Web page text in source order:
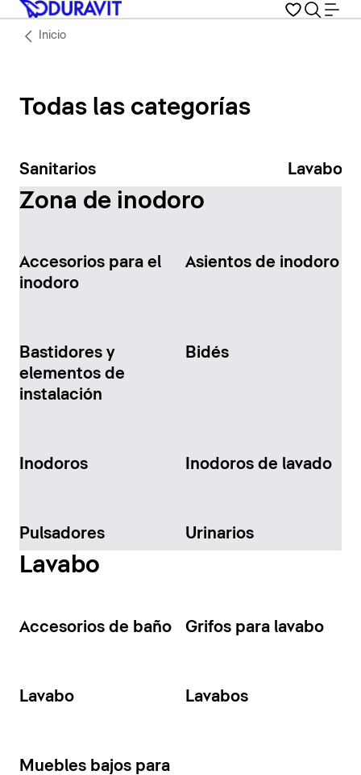
Inicio
Todas las categorías
Sanitarios Lavabos
Zona de inodoro
Accesorios para el
inodoro
Asientos de inodoro
Bastidores y
elementos de
instalación
Bidés
Inodoros Inodoros de lavado
Pulsadores Urinarios
Lavabo
Accesorios de baño Grifos para lavabo
Lavabo Lavabos
Muebles bajos para